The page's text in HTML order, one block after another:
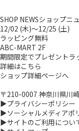
SHOP NEWSショップニ
12/02 (木)～12/25 (土)
ラッピング無料
ABC-MART 2F
期間限定でプレゼントラ
詳細はこちら
ショップ詳細ページへ
〒210-0007 神奈川県川
▶プライバシーポリシー
▶ソーシャルメディアポ
▶サイトのご利用につい